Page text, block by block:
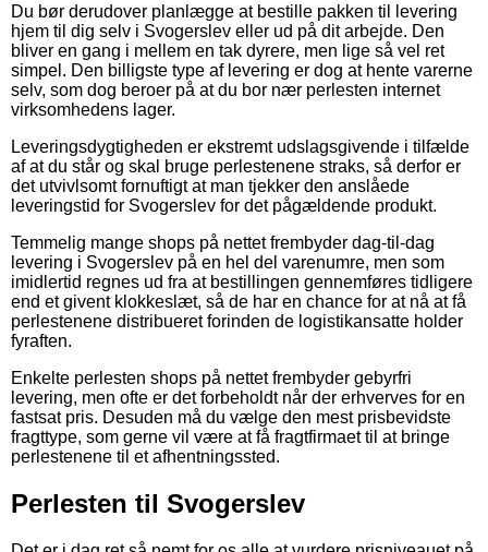
Du bør derudover planlægge at bestille pakken til levering
hjem til dig selv i Svogerslev eller ud på dit arbejde. Den
bliver en gang i mellem en tak dyrere, men lige så vel ret
simpel. Den billigste type af levering er dog at hente varerne
selv, som dog beroer på at du bor nær perlesten internet
virksomhedens lager.
Leveringsdygtigheden er ekstremt udslagsgivende i tilfælde
af at du står og skal bruge perlestenene straks, så derfor er
det utvivlsomt fornuftigt at man tjekker den anslåede
leveringstid for Svogerslev for det pågældende produkt.
Temmelig mange shops på nettet frembyder dag-til-dag
levering i Svogerslev på en hel del varenumre, men som
imidlertid regnes ud fra at bestillingen gennemføres tidligere
end et givent klokkeslæt, så de har en chance for at nå at få
perlestenene distribueret forinden de logistikansatte holder
fyraften.
Enkelte perlesten shops på nettet frembyder gebyrfri
levering, men ofte er det forbeholdt når der erhverves for en
fastsat pris. Desuden må du vælge den mest prisbevidste
fragttype, som gerne vil være at få fragtfirmaet til at bringe
perlestenene til et afhentningssted.
Perlesten til Svogerslev